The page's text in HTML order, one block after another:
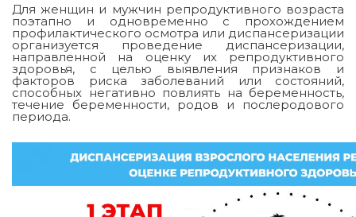
Для женщин и мужчин репродуктивного возраста
поэтапно и одновременно с прохождением
профилактического осмотра или диспансеризации
организуется проведение диспансеризации,
направленной на оценку их репродуктивного
здоровья, с целью выявления признаков и
факторов риска заболеваний или состояний,
способных негативно повлиять на беременность,
течение беременности, родов и послеродового
периода.